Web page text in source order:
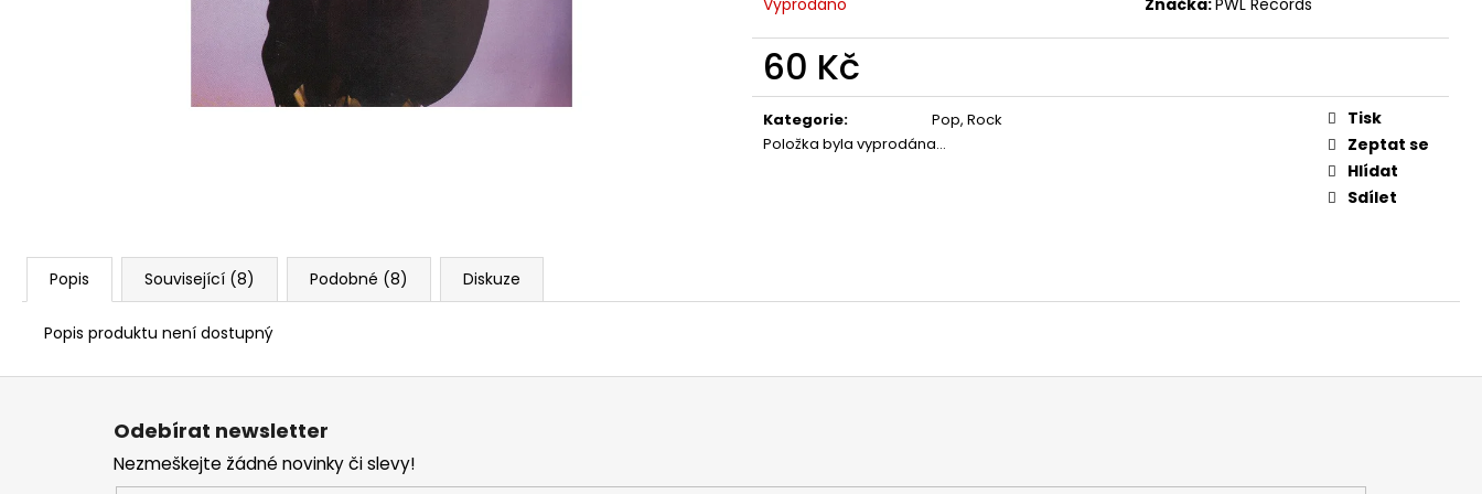
60 Kč
Měrná
cena:
Kategorie:
Pop, Rock
Položka byla vyprodána…
Tisk
Zeptat se
Hlídat
Sdílet
Popis Související (8) Podobné (8) Diskuze
Popis produktu není dostupný
Z
Odebírat newsletter
Nezmeškejte žádné novinky či slevy!